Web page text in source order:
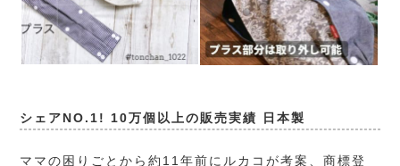
シェアNO.1! 10万個以上の販売実績 日本製
ママの困りごとから約11年前にルカコが考案、商標登